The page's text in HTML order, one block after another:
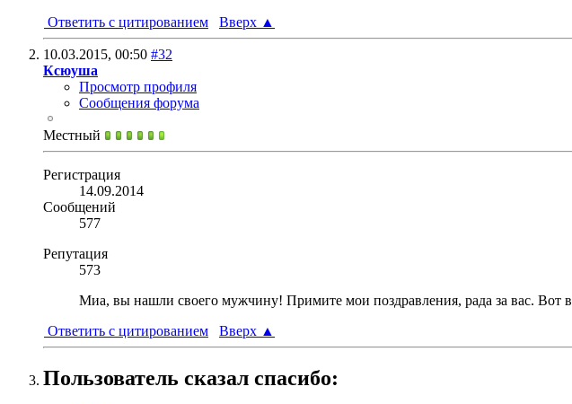
Ответить с цитированием
Вверх ▲
10.03.2015, 00:50 #32
Ксюуша
Просмотр профиля
Сообщения форума
Местный
Регистрация
14.09.2014
Сообщений
577
Репутация
573
Миа, вы нашли своего мужчину! Примите мои поздравления, рада за вас. Вот
Ответить с цитированием
Вверх ▲
Пользователь сказал cпасибо: